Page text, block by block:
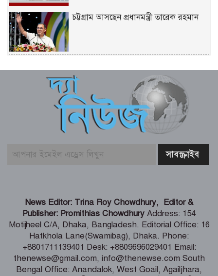
চট্টগ্রাম আসছেন প্রধানমন্ত্রী তারেক রহমান
বাবার ভবিষ্যৎ স্বপ্নের সমাধি
জুলাই আন্দোলনের ত্যাগকে চূড়ান্ত পর্যায়ে
নিয়ে যেতে হবে – তথ্যমন্ত্রী
পুলিশ কর্মকর্তাদের নিয়ে অপপ্রচার, কঠোর
শিগগিরই শুরু হবে তিস্তা মহাপরিকল্পনা
বাস্তবায়নের কাজ – পানি সম্পদ মন্ত্রী
সংবাদপত্র সমাজের দর্পণ – মৎস্য ও
প্রাণিসম্পদ প্রতিমন্ত্রী
News Editor: Trina Roy Chowdhury, Editor &
Publisher: Promithias Chowdhury Address: 154
Motijheel C/A, Dhaka, Bangladesh. Editorial Office: 16
Hatkhola Lane(Swamibag), Dhaka. Phone:
+8801711139401 Desk: +8809696029401 Email:
thenewse@gmail.com, info@thenewse.com South
Bengal Office: Anandalok, West Goail, Agailjhara,